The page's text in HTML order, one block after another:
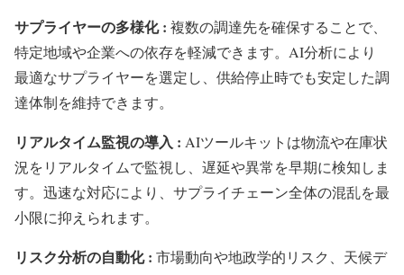
サプライヤーの多様化 : 複数の調達先を確保することで、
特定地域や企業への依存を軽減できます。AI分析により
最適なサプライヤーを選定し、供給停止時でも安定した調
達体制を維持できます。
リアルタイム監視の導入 : AIツールキットは物流や在庫状
況をリアルタイムで監視し、遅延や異常を早期に検知しま
す。迅速な対応により、サプライチェーン全体の混乱を最
小限に抑えられます。
リスク分析の自動化 : 市場動向や地政学的リスク、天候デ